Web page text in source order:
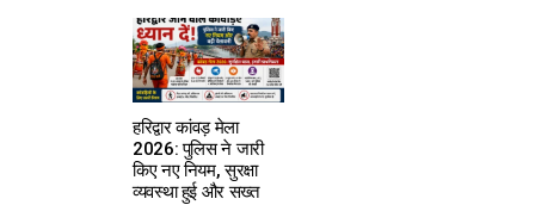
हरिद्वार कांवड़ मेला
2026: पुलिस ने जारी
किए नए नियम, सुरक्षा
व्यवस्था हुई और सख्त